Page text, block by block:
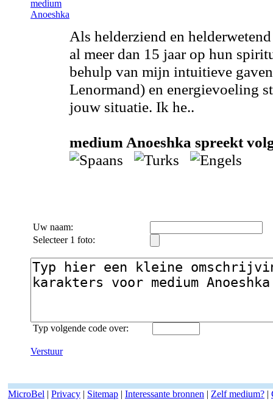
Als helderziend en
al meer dan 15 jaar op hun
behulp van mijn intuitieve
Lenormand) en energievoeling
jouw situatie. Ik he..
medium Anoeshka spreekt
Uw naam:
Selecteer 1 foto:
Typ volgende code over:
Verstuur
MicroBel | Privacy | Sitemap | Interessante bronnen | Zelf medium? |